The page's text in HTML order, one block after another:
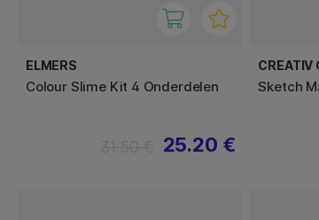
ELMERS
Colour Slime Kit 4 Onderdelen
25.20 €
CREATIV
Sketch